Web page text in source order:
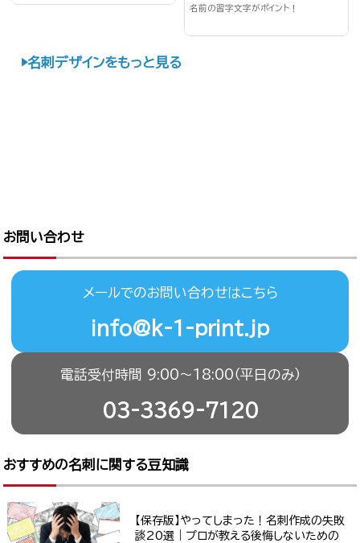
名前の習字文字がポイント！
名刺デザインをもっと見る
お問い合わせ
メールでのお問い合わせはこちら
info@k-1-print.jp
電話受付時間 9:00〜18:00（平日のみ）
03-3369-7120
おすすめの名刺に関する豆知識
【保存版】やってしまった！名刺作成の失敗
談20選｜プロが教える後悔しないための